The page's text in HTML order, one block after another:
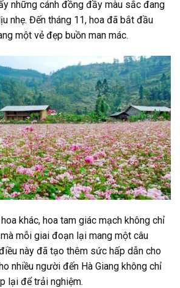
những cánh đồng đầy màu sắc đang
nhẹ. Đến tháng 11, hoa đã bắt đầu
một vẻ đẹp buồn man mác.
khác, hoa tam giác mạch không chỉ
mỗi giai đoạn lại mang một câu
này đã tạo thêm sức hấp dẫn cho
nhiều người đến Hà Giang không chỉ
lại để trải nghiệm.